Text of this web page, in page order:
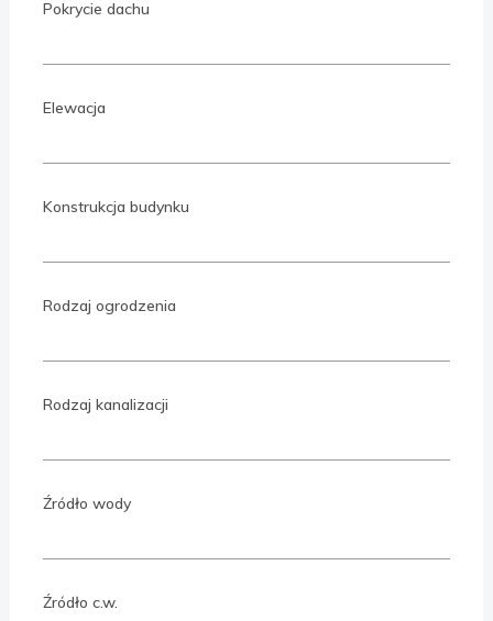
Pokrycie dachu
Elewacja
Konstrukcja budynku
Rodzaj ogrodzenia
Rodzaj kanalizacji
Źródło wody
Źródło c.w.